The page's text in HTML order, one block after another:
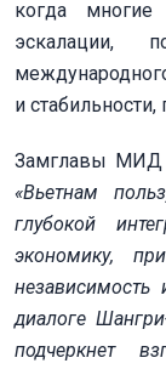
когда многие
эскалации,
и
Замглавы МИД
«Вьетнам
глубокой
экономику,
независимость
диалоге
подчеркнет